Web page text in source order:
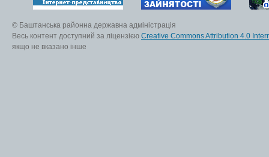
© Баштанська районна державна адміністрація
Весь контент доступний за ліцензією Creative Commons Attribution 4.0
якщо не вказано інше